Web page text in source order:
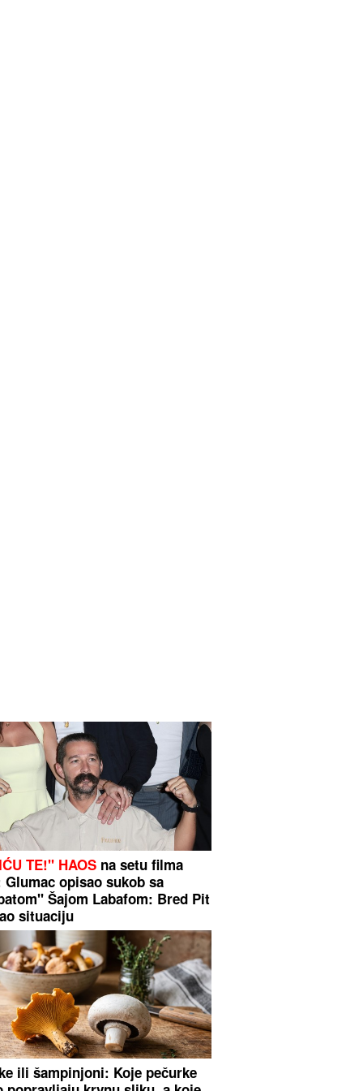
TE!" HAOS na setu filma
opisao sukob sa
Šajom Labafom: Bred Pit
situaciju
ili šampinjoni: Koje pečurke